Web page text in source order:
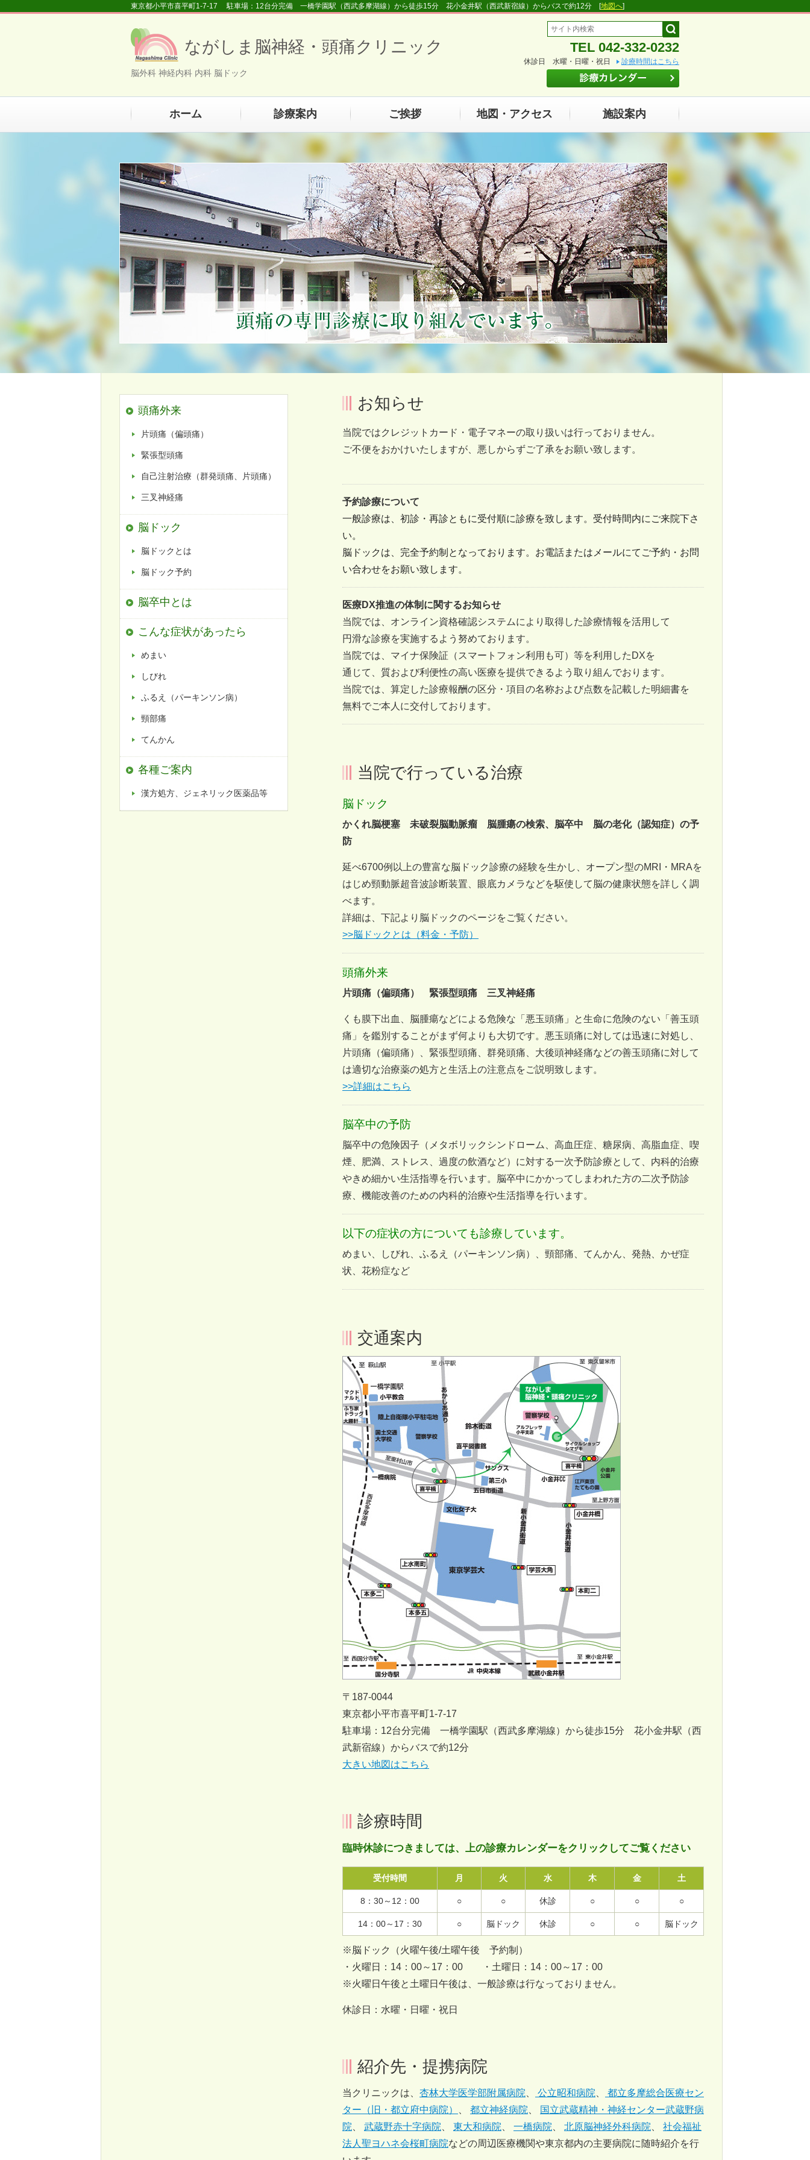
ながしま脳神経・頭痛クリニック
脳外科 神経内科 内科 脳ドック
東京都小平市喜平町1-7-17 駐車場：12台分完備 一橋学園駅（西武多摩湖線）から徒歩15分 花小金井駅（西武新宿線）からバスで約12分 [地図へ]
TEL 042-332-0232
休診日 水曜・日曜・祝日 診療時間はこちら
ホーム 診療案内 ご挨拶 地図・アクセス 施設案内
お知らせ
当院ではクレジットカード・電子マネーの取り扱いは行っておりません。
ご不便をおかけいたしますが、悪しからずご了承をお願い致します。
予約診療について
一般診療は、初診・再診ともに受付順に診療を致します。 受付時間内にご来院下さ
い。
脳ドックは、完全予約制となっております。 お電話またはメールにてご予約・ お問
い合わせをお願い致します。
医療DX推進の体制に関するお知らせ
当院では、オンライン資格確認システムにより取得した診療情報を活用して
円滑な診療を実施するよう努めております。
当院では、マイナ保険証（スマートフォン利用も可）等を利用したDXを
通じて、質および利便性の高い医療を提供できるよう取り組んでおります。
当院では、算定した診療報酬の区分・項目の名称および点数を記載した明細書を
無料でご本人に交付しております。
当院で行っている治療
脳ドック
かくれ脳梗塞 未破裂脳動脈瘤 脳腫瘍の検索、脳卒中 脳の老化（認知症）の予
防
延べ6700例以上の豊富な脳ドック診療の経験を生かし、オープン型のMRI・MRAを
はじめ頸動脈超音波診断装置、眼底カメラなどを駆使して脳の健康状態を詳しく調
べます。
詳細は、下記より脳ドックのページをご覧ください。
>>脳ドックとは（料金・予防）
頭痛外来
片頭痛（偏頭痛） 緊張型頭痛 三叉神経痛
くも膜下出血、脳腫瘍などによる危険な「悪玉頭痛」と生命に危険のない「善玉頭
痛」を鑑別することがまず何よりも大切です。悪玉頭痛に対しては迅速に対処し、
片頭痛（偏頭痛）、緊張型頭痛、群発頭痛、大後頭神経痛などの善玉頭痛に対して
は適切な治療薬の処方と生活上の注意点をご説明致します。
>>詳細はこちら
脳卒中の予防
脳卒中の危険因子（メタボリックシンドローム、高血圧症、糖尿病、高脂血症、喫
煙、肥満、ストレス、過度の飲酒など）に対する一次予防診療として、内科的治療
やきめ細かい生活指導を行います。脳卒中にかかってしまわれた方の二次予防診
療、機能改善のための内科的治療や生活指導を行います。
以下の症状の方についても診療しています。
めまい、しびれ、ふるえ（パーキンソン病）、頸部痛、てんかん、発熱、かぜ症
状、花粉症など
交通案内
〒187-0044
東京都小平市喜平町1-7-17
駐車場：12台分完備 一橋学園駅（西武多摩湖線）から徒歩15分 花小金井駅（西
武新宿線）からバスで約12分
大きい地図はこちら
診療時間
臨時休診につきましては、上の診療カレンダーをクリックしてご覧ください
受付時間 月 火 水 木 金 土
8：30～12：00 ○ ○ 休診 ○ ○ ○
14：00～17：30 ○ 脳ドック 休診 ○ ○ 脳ドック
※脳ドック（火曜午後/土曜午後 予約制）
・火曜日：14：00～17：00 ・土曜日：14：00～17：00
※火曜日午後と土曜日午後は、一般診療は行なっておりません。
休診日：水曜・日曜・祝日
紹介先・提携病院
当クリニックは、 杏林大学医学部附属病院 公立昭和病院
都立多摩総合医療セン
ター（旧・都立府中病院）
都立神経病院
国立武蔵精神・神経センター武蔵野病
院
武蔵野赤十字病院 東大和病院 一橋病院 北原脳神経外科病院
社会福祉
法人聖ヨハネ会桜町病院などの周辺医療機関や東京都内の主要病院に随時紹介を行
頭痛外来
片頭痛（偏頭痛）
緊張型頭痛
自己注射治療（群発頭痛、片頭痛）
三叉神経痛
脳ドック
脳ドックとは
脳ドック予約
脳卒中とは
こんな症状があったら
めまい
しびれ
ふるえ（パーキンソン病）
頸部痛
てんかん
各種ご案内
漢方処方、ジェネリック医薬品等